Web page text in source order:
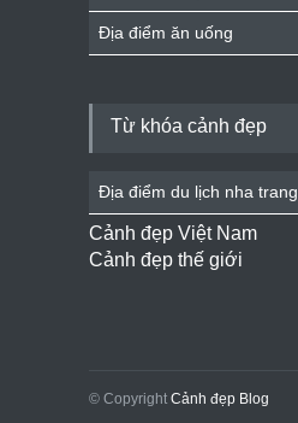
Địa điểm ăn uống
Từ khóa cảnh đẹp
Địa điểm du lịch nha trang
Cảnh đẹp Việt Nam
Cảnh đẹp thế giới
© Copyright Cảnh đẹp Blog